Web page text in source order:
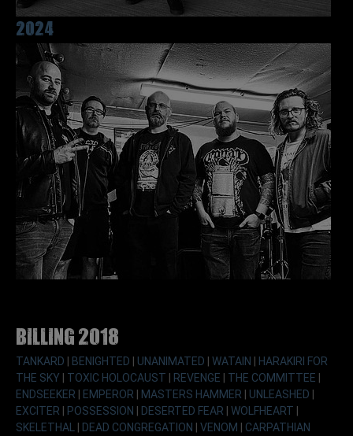
2024
Billing 2018
TANKARD | BENIGHTED | UNANIMATED | WATAIN | HARAKIRI FOR
THE SKY | TOXIC HOLOCAUST | REVENGE | THE COMMITTEE |
ENDSEEKER | EMPEROR | MASTERS HAMMER | UNLEASHED |
EXCITER | POSSESSION | DESERTED FEAR | WOLFHEART |
SKELETHAL | DEAD CONGREGATION | VENOM | CARPATHIAN